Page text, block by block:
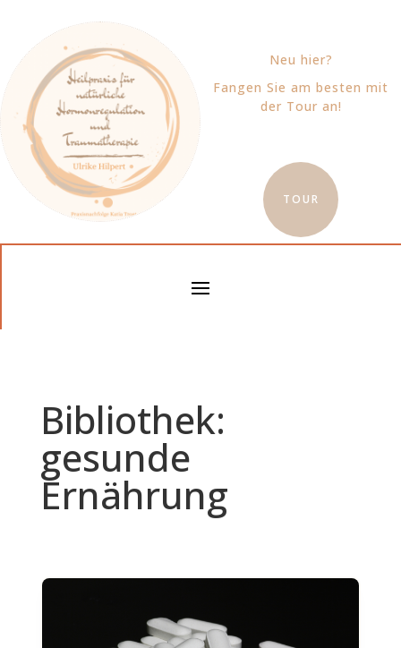
Neu hier?
Fangen Sie am besten mit
der Tour an!
TOUR
Bibliothek:
gesunde
Ernährung